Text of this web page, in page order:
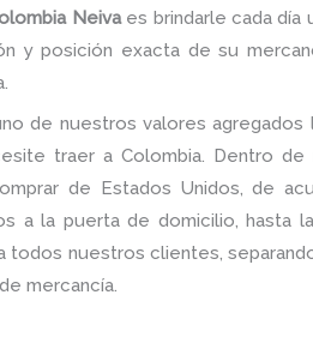
Neivaes brindarle cada día
y posición exacta de su
de nuestros valores
traer a Colombia. Dentro
de Estados Unidos, de
a la puerta de domicilio, hasta
nuestros clientes,
mercancía.